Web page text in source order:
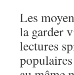
Les
la garder
lectures